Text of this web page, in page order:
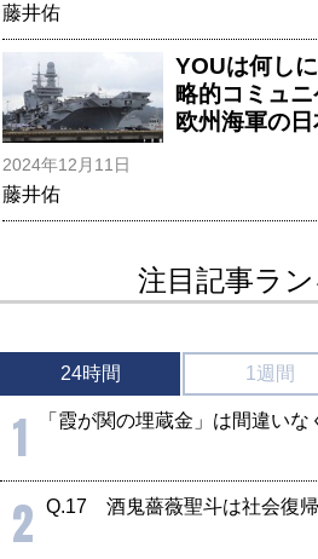
藤井佑
YOUは何し
略的コミュ
欧州海軍の
2024年12月11日
藤井佑
注目記事ラ
24時間 1週間
1 「霞が関の埋蔵金」は間違いな
2 Q.17 酒鬼薔薇聖斗は社会復